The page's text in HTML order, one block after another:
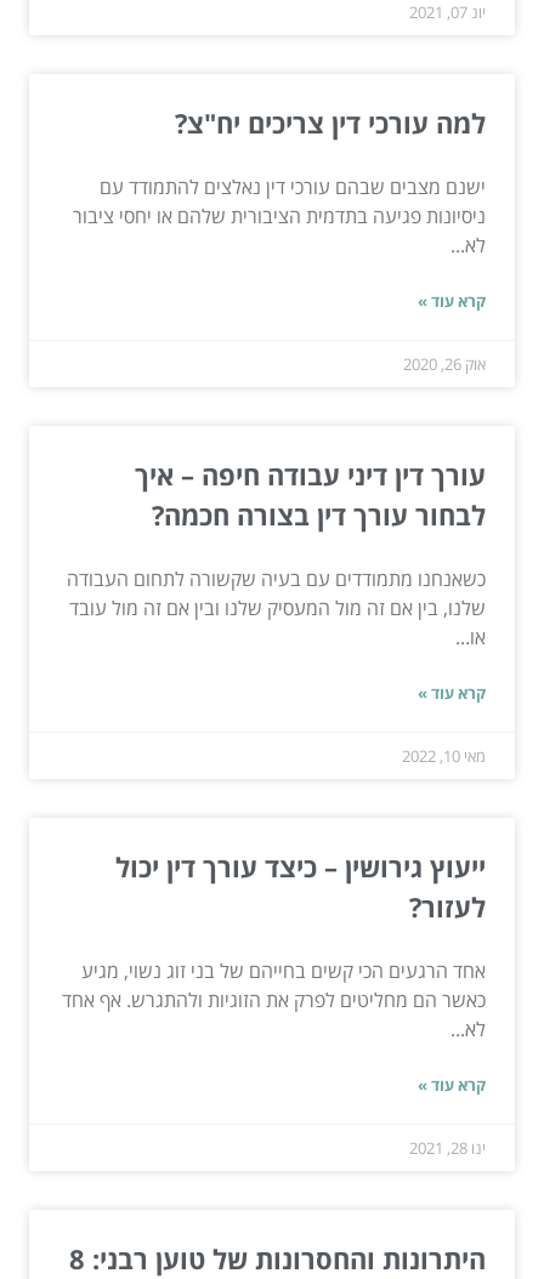
יונ 07, 2021
למה עורכי דין צריכים יח"צ?
ישנם מצבים שבהם עורכי דין נאלצים להתמודד עם
ניסיונות פגיעה בתדמית הציבורית שלהם או יחסי ציבור
לא...
קרא עוד »
אוק 26, 2020
עורך דין דיני עבודה חיפה – איך
לבחור עורך דין בצורה חכמה?
כשאנחנו מתמודדים עם בעיה שקשורה לתחום העבודה
שלנו, בין אם זה מול המעסיק שלנו ובין אם זה מול עובד
או...
קרא עוד »
מאי 10, 2022
ייעוץ גירושין – כיצד עורך דין יכול
לעזור?
אחד הרגעים הכי קשים בחייהם של בני זוג נשוי, מגיע
כאשר הם מחליטים לפרק את הזוגיות ולהתגרש. אף אחד
לא...
קרא עוד »
ינו 28, 2021
היתרונות והחסרונות של טוען רבני: 8